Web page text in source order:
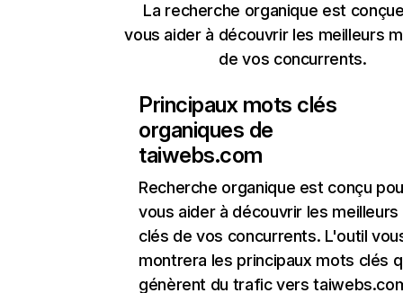
La recherche organique est
vous aider à découvrir les meilleurs
de vos concurrents.
Principaux mots clés
organiques de
taiwebs.com
Recherche organique est conçu
vous aider à découvrir les
clés de vos concurrents. L'outil
montrera les principaux mots clés
génèrent du trafic vers